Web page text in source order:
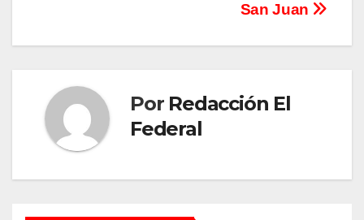
San Juan
Por Redacción El
Federal